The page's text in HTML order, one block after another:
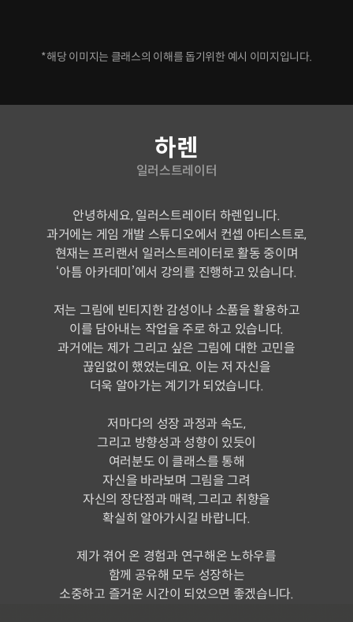
*해당 이미지는 클래스의 이해를 돕기위한 예시 이미지입니다.
하렌
일러스트레이터
안녕하세요, 일러스트레이터 하렌입니다.
과거에는 게임 개발 스튜디오에서 컨셉 아티스트로,
현재는 프리랜서 일러스트레이터로 활동 중이며
‘아틈 아카데미’에서 강의를 진행하고 있습니다.
저는 그림에 빈티지한 감성이나 소품을 활용하고
이를 담아내는 작업을 주로 하고 있습니다.
과거에는 제가 그리고 싶은 그림에 대한 고민을
끊임없이 했었는데요. 이는 저 자신을
더욱 알아가는 계기가 되었습니다.
저마다의 성장 과정과 속도,
그리고 방향성과 성향이 있듯이
여러분도 이 클래스를 통해
자신을 바라보며 그림을 그려
자신의 장단점과 매력, 그리고 취향을
확실히 알아가시길 바랍니다.
제가 겪어 온 경험과 연구해온 노하우를
함께 공유해 모두 성장하는
소중하고 즐거운 시간이 되었으면 좋겠습니다.